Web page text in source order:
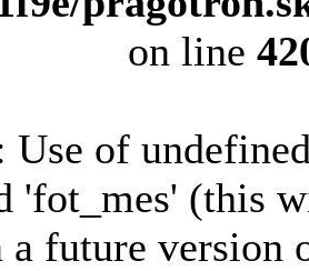
on line
Use of
'fot_mes' (this
a future version